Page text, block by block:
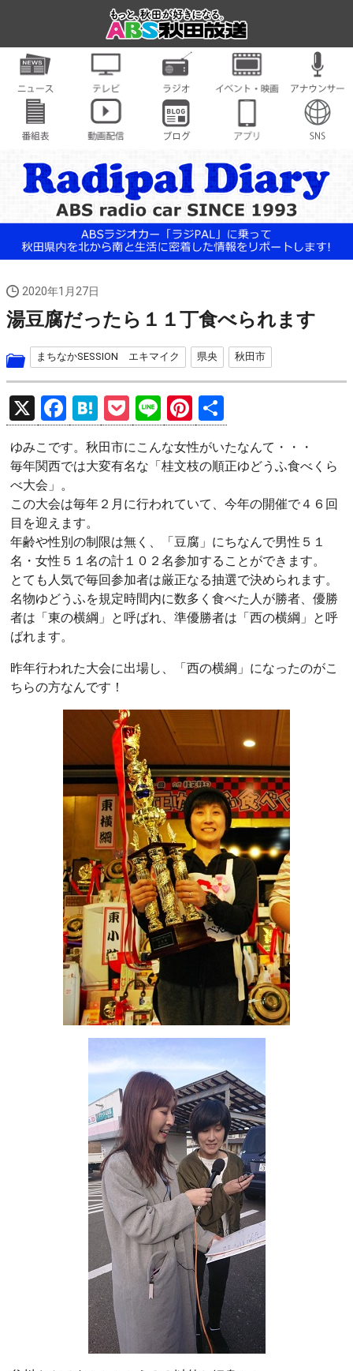
2020年1月27日
湯豆腐だったら１１丁食べられます
まちなかSESSION エキマイク 県央 秋田市
X
F
a
ce
o
o
k
H
at
e
a
P
o
ck
Li
n
e
Pi
nt
er
t
有
ゆみこです。秋田市にこんな女性がいたなんて・・・
毎年関西では大変有名な「桂文枝の順正ゆどうふ食べくら
べ大会」。
この大会は毎年２月に行われていて、今年の開催で４６回
目を迎えます。
年齢や性別の制限は無く、「豆腐」にちなんで男性５１
名・女性５１名の計１０２名参加することができます。
とても人気で毎回参加者は厳正なる抽選で決められます。
名物ゆどうふを規定時間内に数多く食べた人が勝者、優勝
者は「東の横綱」と呼ばれ、準優勝者は「西の横綱」と呼
ばれます。
昨年行われた大会に出場し、「西の横綱」になったのがこ
ちらの方なんです！